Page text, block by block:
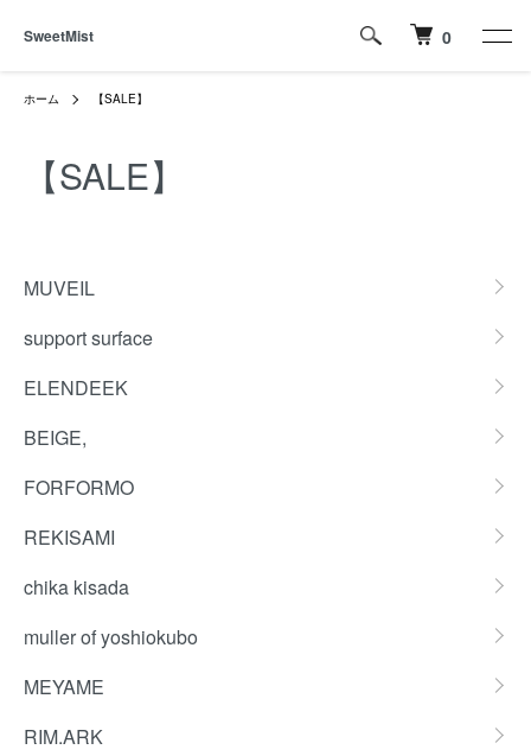
SweetMist 0
ホーム 【SALE】
【SALE】
MUVEIL
support surface
ELENDEEK
BEIGE,
FORFORMO
REKISAMI
chika kisada
muller of yoshiokubo
MEYAME
RIM.ARK